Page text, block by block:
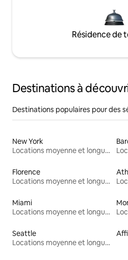
Résidence de
Destinations à
Destinations populaires pour des
New York
Locations moyenne et longue durée
Florence
Locations moyenne et longue durée
Miami
Locations moyenne et longue durée
Seattle
Locations moyenne et longue durée